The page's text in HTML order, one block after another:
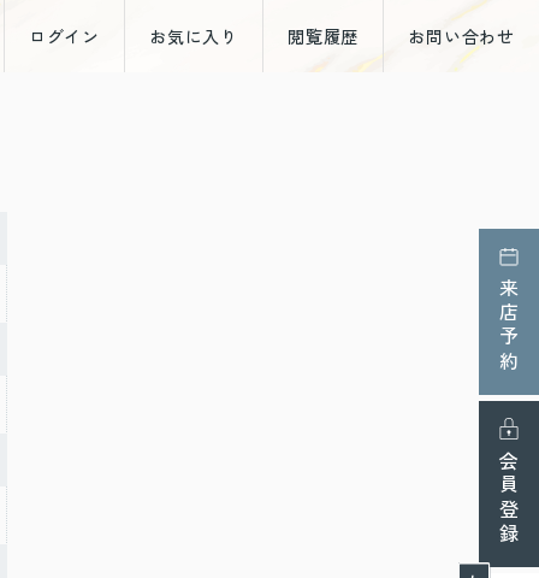
ログイン お気に入り 閲覧履歴 お問い合わせ
来店予約
会員登録